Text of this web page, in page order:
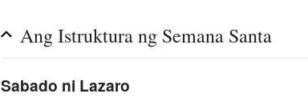
Ang Istruktura ng Semana Santa
Sabado ni Lazaro